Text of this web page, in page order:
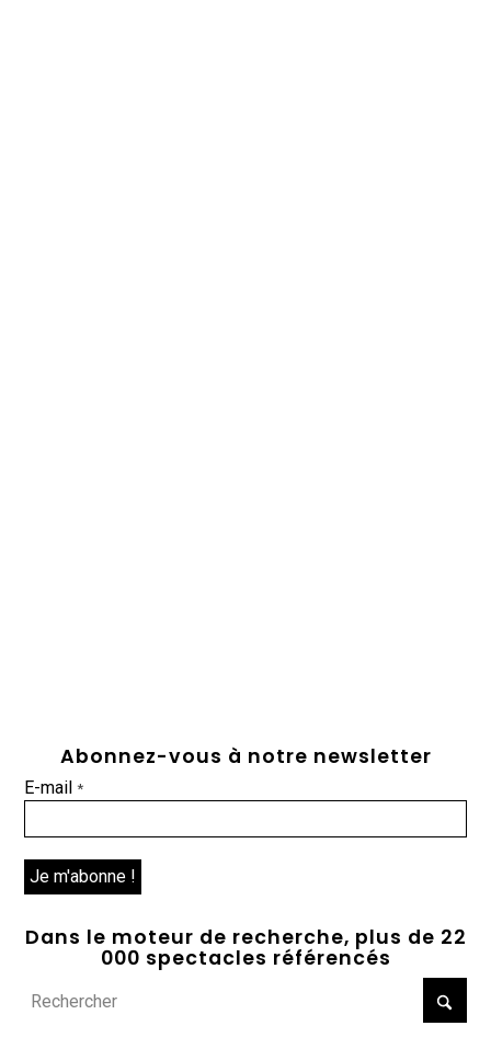
Abonnez-vous à notre newsletter
E-mail*
Dans le moteur de recherche, plus de 22
000 spectacles référencés